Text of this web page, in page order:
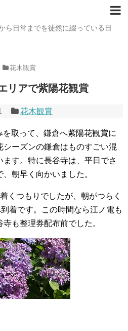
ら日常までを徒然に綴っている日
花木観賞
リアで紫陽花観賞
花木観賞
取って、鎌倉へ紫陽花観賞に
ーズンの鎌倉はものすごい混
す。特に長谷寺は、平日でさ
朝早く向かいました。
くつもりでしたが、朝がつらく
着です。この時間なら江ノ電も
も整理券配布前でした。